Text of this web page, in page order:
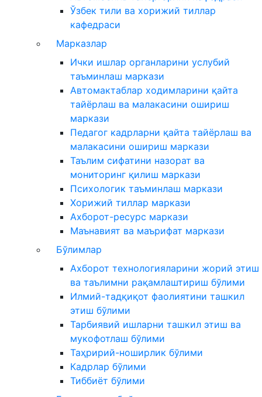
Ўзбек тили ва хорижий тиллар
кафедраси
Марказлар
Ички ишлар органларини услубий
таъминлаш маркази
Автомактаблар ходимларини қайта
тайёрлаш ва малакасини ошириш
маркази
Педагог кадрларни қайта тайёрлаш ва
малакасини ошириш маркази
Таълим сифатини назорат ва
мониторинг қилиш маркази
Психологик таъминлаш маркази
Хорижий тиллар маркази
Ахборот-ресурс маркази
Маънавият ва маърифат маркази
Бўлимлар
Ахборот технологияларини жорий этиш
ва таълимни рақамлаштириш бўлими
Илмий-тадқиқот фаолиятини ташкил
этиш бўлими
Тарбиявий ишларни ташкил этиш ва
мукофотлаш бўлими
Таҳририй-ноширлик бўлими
Кадрлар бўлими
Тиббиёт бўлими